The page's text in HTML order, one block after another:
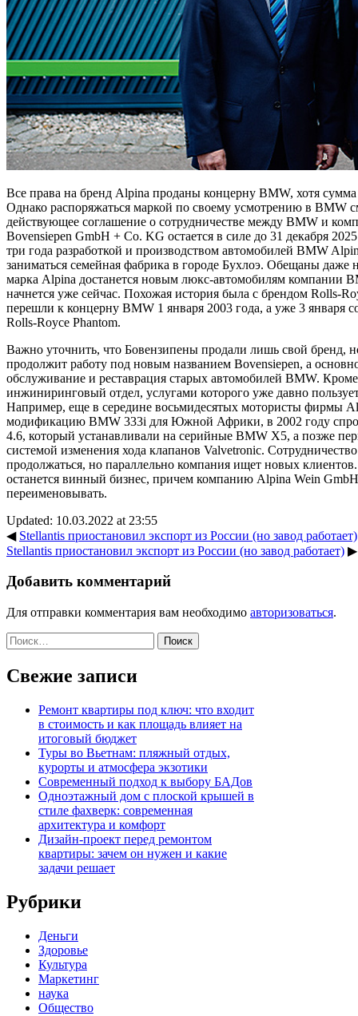
Все права на бренд Alpina проданы концерну BMW, хотя сумма
Однако распоряжаться маркой по своему усмотрению в BMW
действующее соглашение о сотрудничестве между BMW и
Bovensiepen GmbH + Co. KG остается в силе до 31 декабря
три года разработкой и производством автомобилей BMW
заниматься семейная фабрика в городе Бухлоэ. Обещаны даже
марка Alpina достанется новым люкс-автомобилям компании
начнется уже сейчас. Похожая история была с брендом Rolls-
перешли к концерну BMW 1 января 2003 года, а уже 3 января
Rolls-Royce Phantom.
Важно уточнить, что Бовензипены продали лишь свой бренд,
продолжит работу под новым названием Bovensiepen, а
обслуживание и реставрация старых автомобилей BMW. Кроме
инжиниринговый отдел, услугами которого уже давно
Например, еще в середине восьмидесятых мотористы фирмы
модификацию BMW 333i для Южной Африки, в 2002 году
4.6, который устанавливали на серийные BMW X5, а позже
системой изменения хода клапанов Valvetronic.
продолжаться, но параллельно компания ищет новых
останется винный бизнес, причем компанию Alpina Wein
переименовывать.
Updated: 10.03.2022 at 23:55
◀ Stellantis приостановил экспорт из России (но завод работает)
Stellantis приостановил экспорт из России (но завод работает) ▶
Добавить комментарий
Для отправки комментария вам необходимо авторизоваться.
Найти:
Свежие записи
Ремонт квартиры под ключ: что входит
в стоимость и как площадь влияет на
итоговый бюджет
Туры во Вьетнам: пляжный отдых,
курорты и атмосфера экзотики
Современный подход к выбору БАДов
Одноэтажный дом с плоской крышей в
стиле фахверк: современная
архитектура и комфорт
Дизайн-проект перед ремонтом
квартиры: зачем он нужен и какие
задачи решает
Рубрики
Деньги
Здоровье
Культура
Маркетинг
наука
Общество